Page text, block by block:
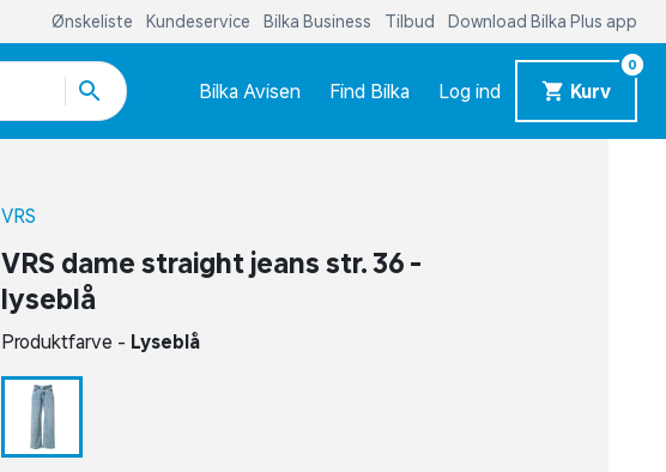
Ønskeliste Kundeservice Bilka Business Tilbud Download Bilka Plus app
Bilka Avisen Find Bilka Log ind Kurv
0
VRS
VRS dame straight jeans str. 36 -
lyseblå
Produktfarve - Lyseblå